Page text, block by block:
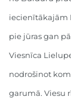
iecienītākajām
pie jūras gan
Viesnīca
nodrošinot
garumā. Viesu